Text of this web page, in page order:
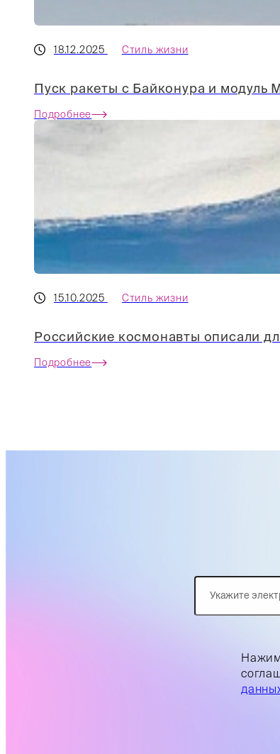
18.12.2025 Стиль жизни
Пуск ракеты с Байконура и модуль
Подробнее
15.10.2025 Стиль жизни
Российские космонавты описали
Подробнее